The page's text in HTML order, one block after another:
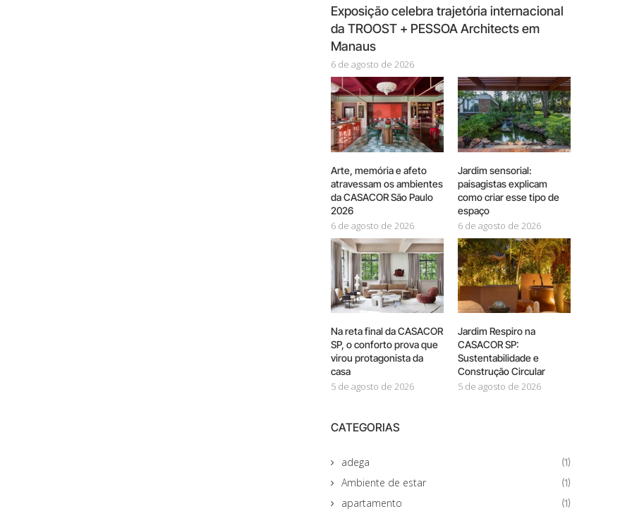
Exposição celebra trajetória internacional
da TROOST + PESSOA Architects em
Manaus
6 de agosto de 2026
Arte, memória e afeto
atravessam os ambientes
da CASACOR São Paulo
2026
6 de agosto de 2026
Jardim sensorial:
paisagistas explicam
como criar esse tipo de
espaço
6 de agosto de 2026
Na reta final da CASACOR
SP, o conforto prova que
virou protagonista da
casa
5 de agosto de 2026
Jardim Respiro na
CASACOR SP:
Sustentabilidade e
Construção Circular
5 de agosto de 2026
CATEGORIAS
adega (1)
Ambiente de estar (1)
apartamento (1)